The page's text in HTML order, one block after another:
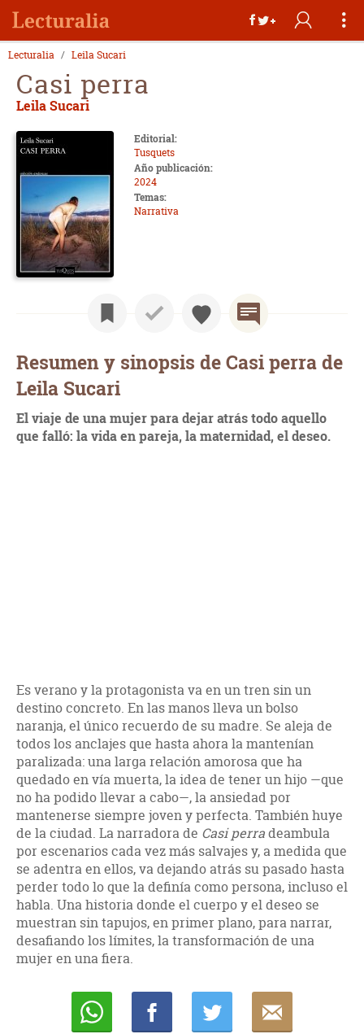
Lecturalia Leila Sucari
Casi perra
Leila Sucari
Editorial:
Tusquets
Año publicación:
2024
Temas:
Narrativa
Resumen y sinopsis de Casi perra de
Leila Sucari
El viaje de una mujer para dejar atrás todo aquello
que falló: la vida en pareja, la maternidad, el deseo.
Es verano y la protagonista va en un tren sin un
destino concreto. En las manos lleva un bolso
naranja, el único recuerdo de su madre. Se aleja de
todos los anclajes que hasta ahora la mantenían
paralizada: una larga relación amorosa que ha
quedado en vía muerta, la idea de tener un hijo —que
no ha podido llevar a cabo—, la ansiedad por
mantenerse siempre joven y perfecta. También huye
de la ciudad. La narradora de Casi perradeambula
por escenarios cada vez más salvajes y, a medida que
se adentra en ellos, va dejando atrás su pasado hasta
perder todo lo que la definía como persona, incluso el
habla. Una historia donde el cuerpo y el deseo se
muestran sin tapujos, en primer plano, para narrar,
desafiando los límites, la transformación de una
mujer en una fiera.